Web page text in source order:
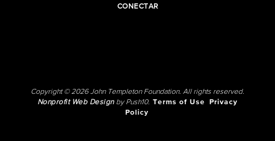
CONECTAR
Copyright © 2026 John Templeton Foundation. All rights reserved.
Nonprofit Web Designby Push10. Terms of Use
Privacy
Policy